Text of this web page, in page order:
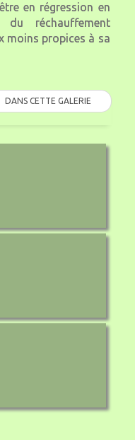
en régression en
réchauffement
moins propices à sa
DANS CETTE GALERIE